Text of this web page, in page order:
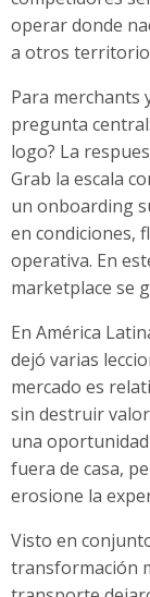
operar donde
a otros
Para merchants
pregunta
logo? La
Grab la escala
un onboarding
en condiciones,
operativa. En
marketplace se
En América
dejó varias
mercado es
sin destruir
una
fuera de casa,
erosione la
Visto en
transformación